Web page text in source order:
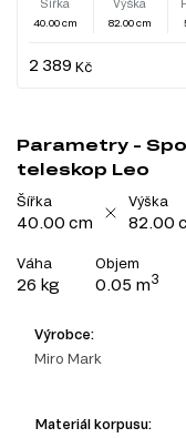
Šířka
40.00 cm
Výška
82.00 cm
2 389 Kč
Parametry -
teleskop Leo
Šířka
40.00 cm
Výška
82.00
Váha
26 kg
Objem
0.05 m3
Výrobce:
Miro Mark
Materiál korpusu: